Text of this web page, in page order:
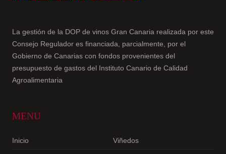
La gestión de la DOP de vinos Gran Canaria realizada por este
Consejo Regulador es financiada, parcialmente, por el
Gobierno de Canarias con fondos provenientes del
presupuesto de gastos del Instituto Canario de Calidad
Agroalimentaria
MENU
Inicio Viñedos